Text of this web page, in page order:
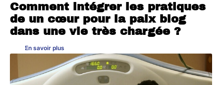
Comment intégrer les pratiques
de un cœur pour la paix blog
dans une vie très chargée ?
En savoir plus